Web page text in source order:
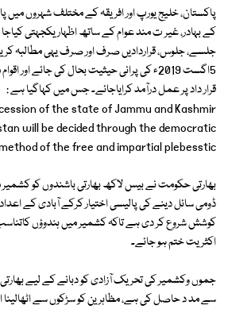
پاکستان، خلیج یورپ اور افریقہ کے مختلف شہروں میں
کے بہادر، غیر ت مند عوام کے ساتھ اظہار یکجہتی
جلسے، جلوس، قراردادیں صرف اور صرف یہی مطالبہ
قرار داد پر عمل درآمد کرایاجائے۔ جس میں کہاگیا ہے :
of the state of Jammu and Kashmir
will be decided through the democratic
of the free and impartial plebesstic.
بھارتی حکومت نے بیس لاکھ بھارتی باشندوں کو کشمیر
ڈومی سائل دینے کی پالیسی اختیار کرکے آبادی کے
کوشش شروع کر دی ہے تاکہ کشمیر میں ہندوؤں
اکثریت ختم ہو جائے۔
جموں وکشمیر کی تحریک آزادی کو دبانے کے لیے بھارتی
سے مد د حاصل کی ہے، مظاہرین کو سڑکوں سے اٹھالینا اور